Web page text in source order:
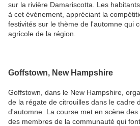
sur la rivière Damariscotta. Les
à cet événement, appréciant la
festivités sur le thème de l'automne qui
agricole de la région.
Goffstown, New Hampshire
Goffstown, dans le New Hampshire,
de la régate de citrouilles dans le cadre
d'automne. La course met en scène
des membres de la communauté qui